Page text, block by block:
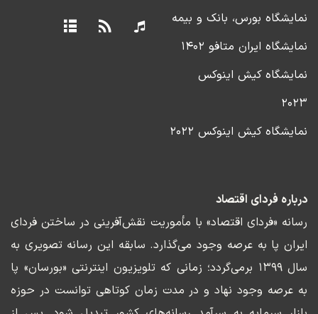
نمایشگاه بورس، بانک و بیمه
نمایشگاه ایران متافو ۱۴۰۲
نمایشگاه کیش اینوکس
۲۰۲۳
نمایشگاه کیش اینوکس ۲۰۲۲
درباره فردای اقتصاد
رسانه «فردای اقتصاد» با مأموریت نقش‌آفرینی در ساختن فردای
ایران پا به عرصه وجود می‌گذارد. سابقه این رسانه تصویری به
سال ۱۳۹۹ برمی‌گردد؛ زمانی که تلویزیون اینترنتی «بورسان» پا
به عرصه وجود نهاد و در مدت زمان کوتاهی توانست در حوزه